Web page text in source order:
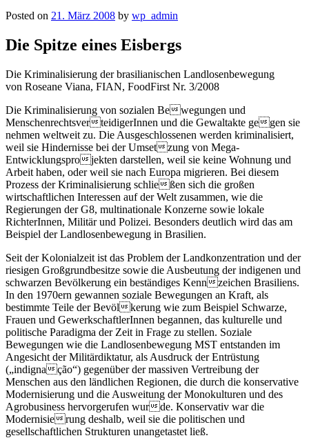
Posted on 21. März 2008 by wp_admin
Die Spitze eines Eisbergs
Die Kriminalisierung der brasilianischen Landlosenbewegung
von Roseane Viana, FIAN, FoodFirst Nr. 3/2008
Die Kriminalisierung von sozialen Bewegungen und
MenschenrechtsverteidigerInnen und die Gewaltakte gegen sie
nehmen weltweit zu. Die Ausgeschlossenen werden kriminalisiert,
weil sie Hindernisse bei der Umsetzung von Mega-
Entwicklungsprojekten darstellen, weil sie keine Wohnung und
Arbeit haben, oder weil sie nach Europa migrieren. Bei diesem
Prozess der Kriminalisierung schließen sich die großen
wirtschaftlichen Interessen auf der Welt zusammen, wie die
Regierungen der G8, multinationale Konzerne sowie lokale
RichterInnen, Militär und Polizei. Besonders deutlich wird das am
Beispiel der Landlosenbewegung in Brasilien.
Seit der Kolonialzeit ist das Problem der Landkonzentration und der
riesigen Großgrundbesitze sowie die Ausbeutung der indigenen und
schwarzen Bevölkerung ein beständiges Kennzeichen Brasiliens.
In den 1970ern gewannen soziale Bewegungen an Kraft, als
bestimmte Teile der Bevölkerung wie zum Beispiel Schwarze,
Frauen und GewerkschaftlerInnen begannen, das kulturelle und
politische Paradigma der Zeit in Frage zu stellen. Soziale
Bewegungen wie die Landlosenbewegung MST entstanden im
Angesicht der Militärdiktatur, als Ausdruck der Entrüstung
(„indignação“) gegenüber der massiven Vertreibung der
Menschen aus den ländlichen Regionen, die durch die konservative
Modernisierung und die Ausweitung der Monokulturen und des
Agrobusiness hervorgerufen wurde. Konservativ war die
Modernisierung deshalb, weil sie die politischen und
gesellschaftlichen Strukturen unangetastet ließ.